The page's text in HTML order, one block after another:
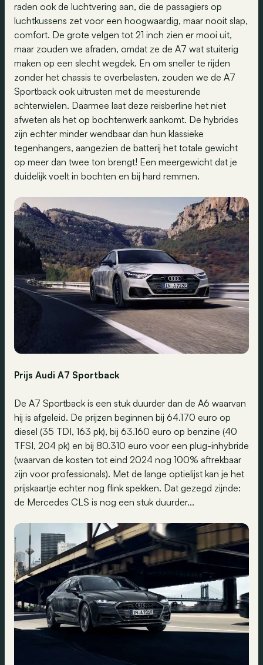
raden ook de luchtvering aan, die de passagiers op
luchtkussens zet voor een hoogwaardig, maar nooit slap,
comfort. De grote velgen tot 21 inch zien er mooi uit,
maar zouden we afraden, omdat ze de A7 wat stuiterig
maken op een slecht wegdek. En om sneller te rijden
zonder het chassis te overbelasten, zouden we de A7
Sportback ook uitrusten met de meesturende
achterwielen. Daarmee laat deze reisberline het niet
afweten als het op bochtenwerk aankomt. De hybrides
zijn echter minder wendbaar dan hun klassieke
tegenhangers, aangezien de batterij het totale gewicht
op meer dan twee ton brengt! Een meergewicht dat je
duidelijk voelt in bochten en bij hard remmen.
Prijs Audi A7 Sportback
De A7 Sportback is een stuk duurder dan de A6 waarvan
hij is afgeleid. De prijzen beginnen bij 64.170 euro op
diesel (35 TDI, 163 pk), bij 63.160 euro op benzine (40
TFSI, 204 pk) en bij 80.310 euro voor een plug-inhybride
(waarvan de kosten tot eind 2024 nog 100% aftrekbaar
zijn voor professionals). Met de lange optielijst kan je het
prijskaartje echter nog flink spekken. Dat gezegd zijnde:
de Mercedes CLS is nog een stuk duurder...